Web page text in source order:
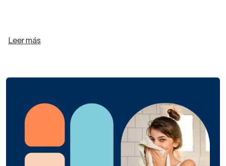
Leer más